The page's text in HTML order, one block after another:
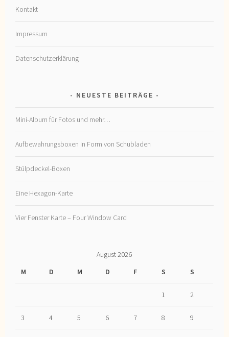
Kontakt
Impressum
Datenschutzerklärung
NEUESTE BEITRÄGE
Mini-Album für Fotos und mehr…
Aufbewahrungsboxen in Form von Schubladen
Stülpdeckel-Boxen
Eine Hexagon-Karte
Vier Fenster Karte – Four Window Card
August 2026
M
D M D F S S
1 2
3 4 5 6 7 8 9